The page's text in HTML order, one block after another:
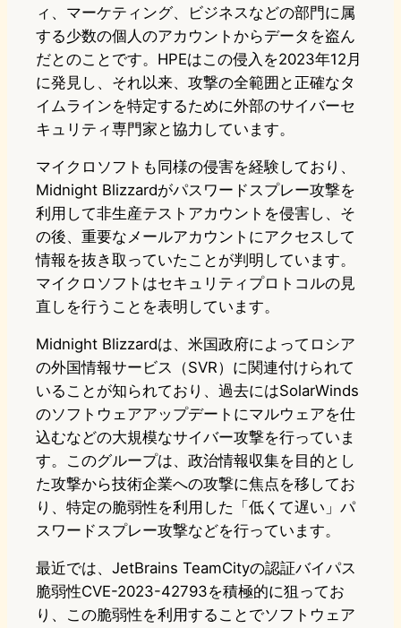
ィ、マーケティング、ビジネスなどの部門に属
する少数の個人のアカウントからデータを盗ん
だとのことです。HPEはこの侵入を2023年12月
に発見し、それ以来、攻撃の全範囲と正確なタ
イムラインを特定するために外部のサイバーセ
キュリティ専門家と協力しています。
マイクロソフトも同様の侵害を経験しており、
Midnight Blizzardがパスワードスプレー攻撃を
利用して非生産テストアカウントを侵害し、そ
の後、重要なメールアカウントにアクセスして
情報を抜き取っていたことが判明しています。
マイクロソフトはセキュリティプロトコルの見
直しを行うことを表明しています。
Midnight Blizzardは、米国政府によってロシア
の外国情報サービス（SVR）に関連付けられて
いることが知られており、過去にはSolarWinds
のソフトウェアアップデートにマルウェアを仕
込むなどの大規模なサイバー攻撃を行っていま
す。このグループは、政治情報収集を目的とし
た攻撃から技術企業への攻撃に焦点を移してお
り、特定の脆弱性を利用した「低くて遅い」パ
スワードスプレー攻撃などを行っています。
最近では、JetBrains TeamCityの認証バイパス
脆弱性CVE-2023-42793を積極的に狙ってお
り、この脆弱性を利用することでソフトウェア